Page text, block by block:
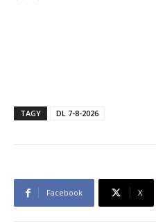
TAGY DL 7-8-2026
Facebook X